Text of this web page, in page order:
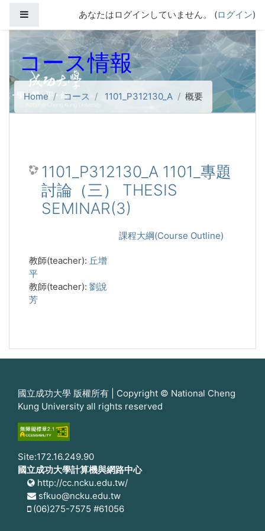
サイドパネルあなたはログインしていません。 (ログイン)
コース情報
Home コース 1101_P312130_A 概要
1101_P312130_A 1101_專題
討論（三） THESIS
SEMINAR(3)
課程大綱(Course Outline)
教師(teacher): 丘增
平
教師(teacher): 劉說
芳
國立成功大學 版權所有 | Copyright © National Cheng
Kung University all rights reserved
Site:172.16.249.90
國立成功大學計算機與網路中心
http://cc.ncku.edu.tw/
sfkuo@ncku.edu.tw
(06)275-7575 #61056